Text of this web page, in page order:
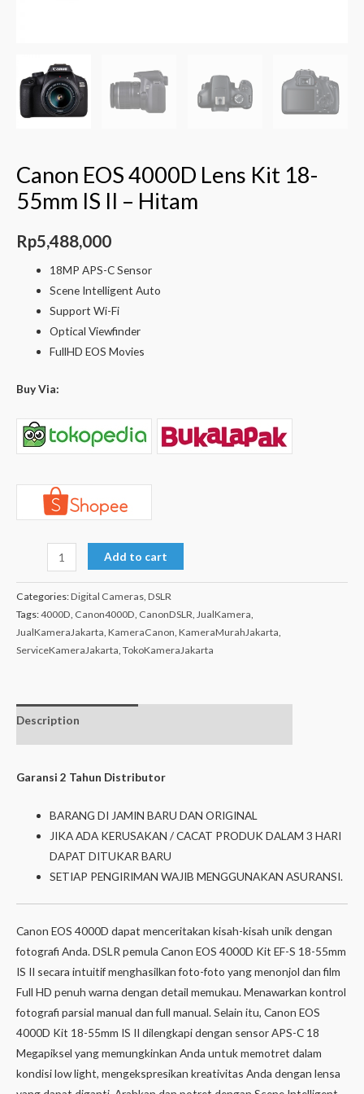
Canon EOS 4000D Lens Kit 18-
55mm IS II – Hitam
Rp5,488,000
18MP APS-C Sensor
Scene Intelligent Auto
Support Wi-Fi
Optical Viewfinder
FullHD EOS Movies
Buy Via:
Add to cart
Categories:Digital Cameras, DSLR
Tags:4000D, Canon4000D, CanonDSLR, JualKamera,
JualKameraJakarta, KameraCanon, KameraMurahJakarta,
ServiceKameraJakarta, TokoKameraJakarta
Description
Garansi 2 Tahun Distributor
BARANG DI JAMIN BARU DAN ORIGINAL
JIKA ADA KERUSAKAN / CACAT PRODUK DALAM 3 HARI
DAPAT DITUKAR BARU
SETIAP PENGIRIMAN WAJIB MENGGUNAKAN ASURANSI.
Canon EOS 4000D dapat menceritakan kisah-kisah unik dengan
fotografi Anda. DSLR pemula Canon EOS 4000D Kit EF-S 18-55mm
IS II secara intuitif menghasilkan foto-foto yang menonjol dan film
Full HD penuh warna dengan detail memukau. Menawarkan kontrol
fotografi parsial manual dan full manual. Selain itu, Canon EOS
4000D Kit 18-55mm IS II dilengkapi dengan sensor APS-C 18
Megapiksel yang memungkinkan Anda untuk memotret dalam
kondisi low light, mengekspresikan kreativitas Anda dengan lensa